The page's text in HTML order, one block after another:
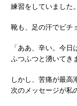
練習をしていました。
靴も、足の汗でビチ
「ああ、辛い。今
ふつふつと湧いてき
しかし、苦痛が最高
次のメッセージが私